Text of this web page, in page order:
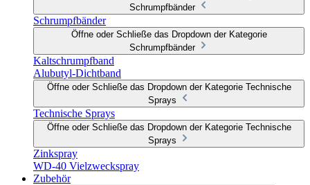
Schrumpfbänder
Schrumpfbänder
Öffne oder Schließe das Dropdown der Kategorie
Schrumpfbänder
Kaltschrumpfband
Alubutyl-Dichtband
Öffne oder Schließe das Dropdown der Kategorie Technische
Sprays
Technische Sprays
Öffne oder Schließe das Dropdown der Kategorie Technische
Sprays
Zinkspray
WD-40 Vielzweckspray
Zubehör